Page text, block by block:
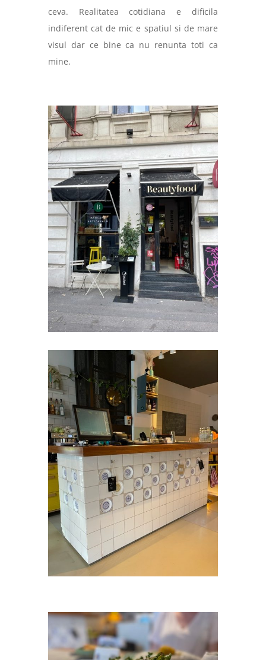
ceva. Realitatea cotidiana e dificila
indiferent cat de mic e spatiul si de mare
visul dar ce bine ca nu renunta toti ca
mine.